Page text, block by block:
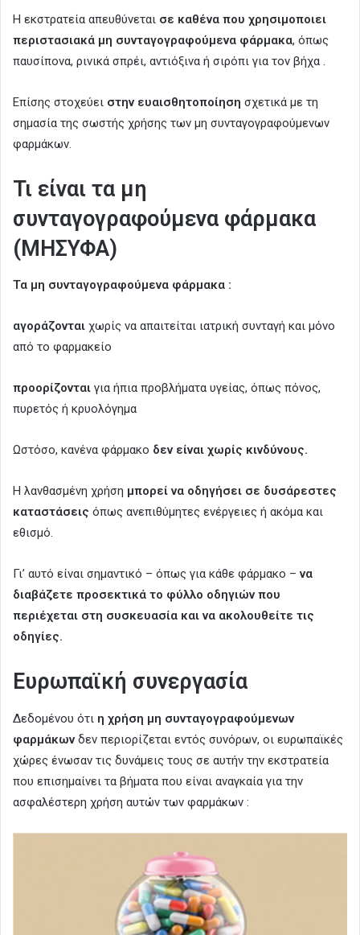
Η εκστρατεία απευθύνεται σε καθένα που χρησιμοποιει
περιστασιακά μη συνταγογραφούμενα φάρμακα, όπως
παυσίπονα, ρινικά σπρέι, αντιόξινα ή σιρόπι για τον βήχα .
Επίσης στοχεύει στην ευαισθητοποίηση σχετικά με τη
σημασία της σωστής χρήσης των μη συνταγογραφούμενων
φαρμάκων.
Τι είναι τα μη
συνταγογραφούμενα φάρμακα
(ΜΗΣΥΦΑ)
Τα μη συνταγογραφούμενα φάρμακα :
αγοράζονται χωρίς να απαιτείται ιατρική συνταγή και μόνο
από το φαρμακείο
προορίζονται για ήπια προβλήματα υγείας, όπως πόνος,
πυρετός ή κρυολόγημα
Ωστόσο, κανένα φάρμακο δεν είναι χωρίς κινδύνους.
Η λανθασμένη χρήση μπορεί να οδηγήσει σε δυσάρεστες
καταστάσεις όπως ανεπιθύμητες ενέργειες ή ακόμα και
εθισμό.
Γι’ αυτό είναι σημαντικό – όπως για κάθε φάρμακο – να
διαβάζετε προσεκτικά το φύλλο οδηγιών που
περιέχεται στη συσκευασία και να ακολουθείτε τις
οδηγίες.
Ευρωπαϊκή συνεργασία
Δεδομένου ότι η χρήση μη συνταγογραφούμενων
φαρμάκων δεν περιορίζεται εντός συνόρων, οι ευρωπαϊκές
χώρες ένωσαν τις δυνάμεις τους σε αυτήν την εκστρατεία
που επισημαίνει τα βήματα που είναι αναγκαία για την
ασφαλέστερη χρήση αυτών των φαρμάκων :